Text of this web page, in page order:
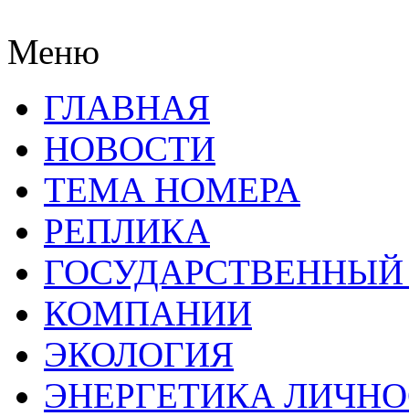
Меню
ГЛАВНАЯ
НОВОСТИ
ТЕМА НОМЕРА
РЕПЛИКА
КОМПАНИИ
ЭКОЛОГИЯ
ЭНЕРГЕТИКА